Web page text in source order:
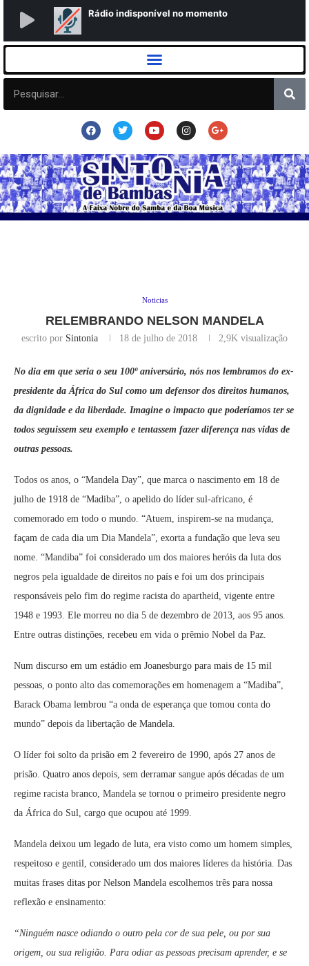
Noticias
RELEMBRANDO NELSON MANDELA
escrito por Sintonia 18 de julho de 2018 2,9K visualização
No dia em que seria o seu 100º aniversário, nós nos lembramos do ex-
presidente da África do Sul como um defensor dos direitos humanos,
da dignidade e da liberdade. Imagine o impacto que poderíamos ter se
todos seguissem seu exemplo e tentassem fazer diferença nas vidas de
outras pessoas.
Todos os anos, o “Mandela Day”, que marca o nascimento em 18 de
julho de 1918 de “Madiba”, o apelido do líder sul-africano, é
comemorado em todo o mundo. “Atuem, inspirem-se na mudança,
façam de cada dia um Dia Mandela”, exorta a fundação que leva seu
nome. “Mandiba” foi considerado um dos maiores heróis da luta dos
negros pela igualdade de direitos no país e foi um dos principais
responsáveis pelo fim do regime racista do apartheid, vigente entre
1948 e 1993. Ele morreu no dia 5 de dezembro de 2013, aos 95 anos.
Entre outras distinções, recebeu em vida o prêmio Nobel da Paz.
Num discurso em um estádio em Joanesburgo para mais de 15 mil
pessoas, o ponto alto das comemorações em homenagem a “Madiba”,
Barack Obama lembrou “a onda de esperança que tomou conta do
mundo” depois da libertação de Mandela.
O líder foi solto da prisão em 2 fevereiro de 1990, após 27 anos de
prisão. Quatro anos depois, sem derramar sangue após décadas de um
regime racista branco, Mandela se tornou o primeiro presidente negro
da África do Sul, cargo que ocupou até 1999.
Mandela deixou um legado de luta, era visto como um homem simples,
respeitoso e gentil, considerado um dos maiores líderes da história. Das
muitas frases ditas por Nelson Mandela escolhemos três para nossa
reflexão e ensinamento:
“Ninguém nasce odiando o outro pela cor de sua pele, ou por sua
origem, ou sua religião. Para odiar as pessoas precisam aprender, e se